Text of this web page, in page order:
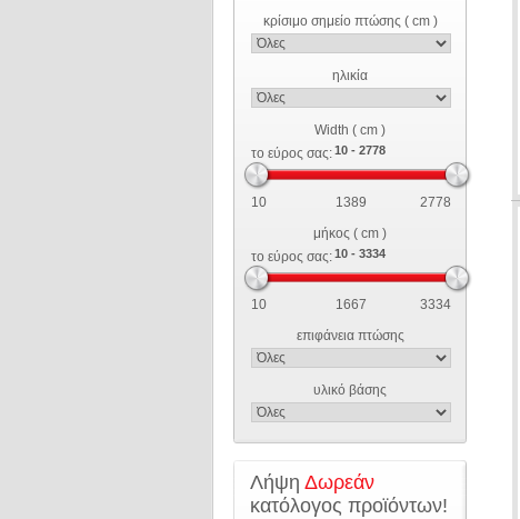
κρίσιμο σημείο πτώσης ( cm )
ηλικία
Width ( cm )
το εύρος σας:
10 1389
2778
μήκος ( cm )
το εύρος σας:
10 1667
3334
επιφάνεια πτώσης
υλικό βάσης
Λήψη Δωρεάν
κατόλογος προϊόντων!